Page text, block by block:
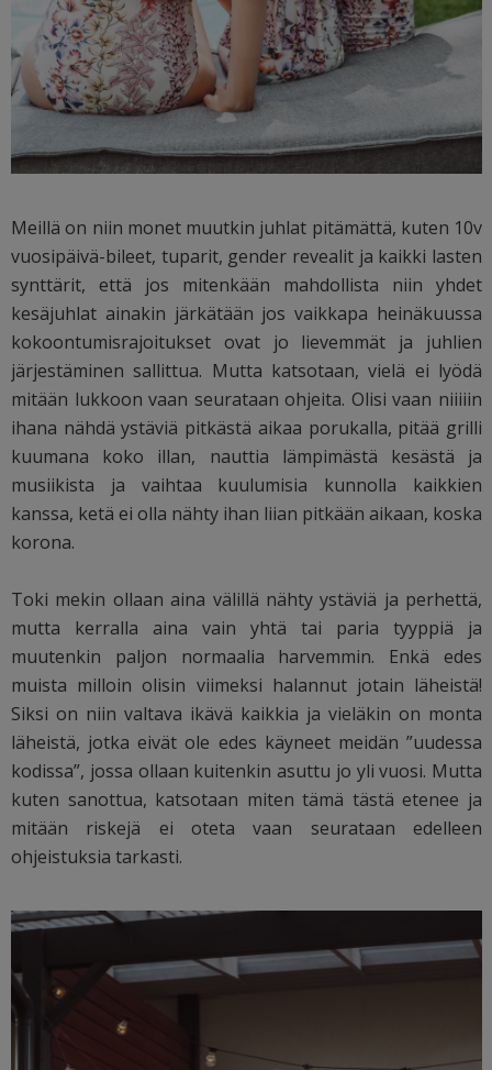
Meillä on niin monet muutkin juhlat pitämättä, kuten 10v
vuosipäivä-bileet, tuparit, gender revealit ja kaikki lasten
synttärit, että jos mitenkään mahdollista niin yhdet
kesäjuhlat ainakin järkätään jos vaikkapa heinäkuussa
kokoontumisrajoitukset ovat jo lievemmät ja juhlien
järjestäminen sallittua. Mutta katsotaan, vielä ei lyödä
mitään lukkoon vaan seurataan ohjeita. Olisi vaan niiiiin
ihana nähdä ystäviä pitkästä aikaa porukalla, pitää grilli
kuumana koko illan, nauttia lämpimästä kesästä ja
musiikista ja vaihtaa kuulumisia kunnolla kaikkien
kanssa, ketä ei olla nähty ihan liian pitkään aikaan, koska
korona.
Toki mekin ollaan aina välillä nähty ystäviä ja perhettä,
mutta kerralla aina vain yhtä tai paria tyyppiä ja
muutenkin paljon normaalia harvemmin. Enkä edes
muista milloin olisin viimeksi halannut jotain läheistä!
Siksi on niin valtava ikävä kaikkia ja vieläkin on monta
läheistä, jotka eivät ole edes käyneet meidän ”uudessa
kodissa”, jossa ollaan kuitenkin asuttu jo yli vuosi. Mutta
kuten sanottua, katsotaan miten tämä tästä etenee ja
mitään riskejä ei oteta vaan seurataan edelleen
ohjeistuksia tarkasti.